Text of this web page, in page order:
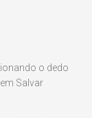
o dedo
Salvar